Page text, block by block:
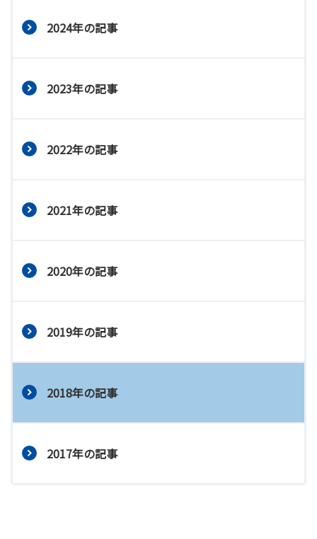
2024年の記事
2023年の記事
2022年の記事
2021年の記事
2020年の記事
2019年の記事
2018年の記事
2017年の記事